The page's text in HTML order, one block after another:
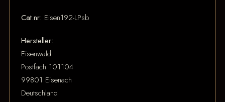
Cat.nr: Eisen192-LPsb
Hersteller:
Eisenwald
Postfach 101104
99801 Eisenach
Deutschland